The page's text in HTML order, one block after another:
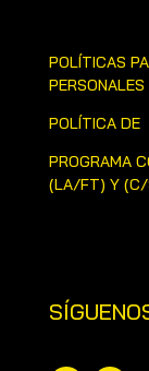
POLÍTICAS
PERSONALES
POLÍTICA DE
PROGRAMA
(LA/FT) Y